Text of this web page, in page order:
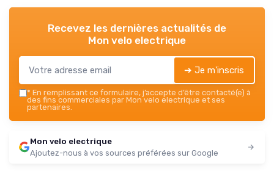
Recevez les dernières actualités de
Mon velo electrique
➔ Je m'inscris
* En remplissant ce formulaire, j’accepte d’être contacté(e) à
des fins commerciales par Mon velo electrique et ses
partenaires.
Mon velo electrique
Ajoutez-nous à vos sources préférées sur Google